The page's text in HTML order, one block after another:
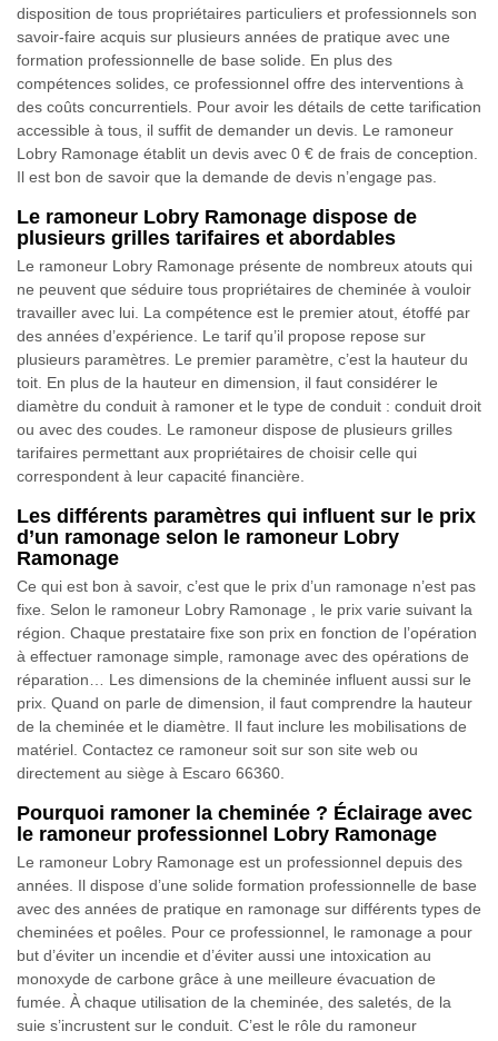
disposition de tous propriétaires particuliers et professionnels son
savoir-faire acquis sur plusieurs années de pratique avec une
formation professionnelle de base solide. En plus des
compétences solides, ce professionnel offre des interventions à
des coûts concurrentiels. Pour avoir les détails de cette tarification
accessible à tous, il suffit de demander un devis. Le ramoneur
Lobry Ramonage établit un devis avec 0 € de frais de conception.
Il est bon de savoir que la demande de devis n’engage pas.
Le ramoneur Lobry Ramonage dispose de
plusieurs grilles tarifaires et abordables
Le ramoneur Lobry Ramonage présente de nombreux atouts qui
ne peuvent que séduire tous propriétaires de cheminée à vouloir
travailler avec lui. La compétence est le premier atout, étoffé par
des années d’expérience. Le tarif qu’il propose repose sur
plusieurs paramètres. Le premier paramètre, c’est la hauteur du
toit. En plus de la hauteur en dimension, il faut considérer le
diamètre du conduit à ramoner et le type de conduit : conduit droit
ou avec des coudes. Le ramoneur dispose de plusieurs grilles
tarifaires permettant aux propriétaires de choisir celle qui
correspondent à leur capacité financière.
Les différents paramètres qui influent sur le prix
d’un ramonage selon le ramoneur Lobry
Ramonage
Ce qui est bon à savoir, c’est que le prix d’un ramonage n’est pas
fixe. Selon le ramoneur Lobry Ramonage , le prix varie suivant la
région. Chaque prestataire fixe son prix en fonction de l’opération
à effectuer ramonage simple, ramonage avec des opérations de
réparation… Les dimensions de la cheminée influent aussi sur le
prix. Quand on parle de dimension, il faut comprendre la hauteur
de la cheminée et le diamètre. Il faut inclure les mobilisations de
matériel. Contactez ce ramoneur soit sur son site web ou
directement au siège à Escaro 66360.
Pourquoi ramoner la cheminée ? Éclairage avec
le ramoneur professionnel Lobry Ramonage
Le ramoneur Lobry Ramonage est un professionnel depuis des
années. Il dispose d’une solide formation professionnelle de base
avec des années de pratique en ramonage sur différents types de
cheminées et poêles. Pour ce professionnel, le ramonage a pour
but d’éviter un incendie et d’éviter aussi une intoxication au
monoxyde de carbone grâce à une meilleure évacuation de
fumée. À chaque utilisation de la cheminée, des saletés, de la
suie s’incrustent sur le conduit. C’est le rôle du ramoneur